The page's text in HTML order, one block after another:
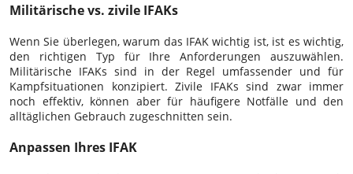
Militärische vs. zivile IFAKs
Wenn Sie überlegen, warum das IFAK wichtig ist, ist es wichtig,
den richtigen Typ für Ihre Anforderungen auszuwählen.
Militärische IFAKs sind in der Regel umfassender und für
Kampfsituationen konzipiert. Zivile IFAKs sind zwar immer
noch effektiv, können aber für häufigere Notfälle und den
alltäglichen Gebrauch zugeschnitten sein.
Anpassen Ihres IFAK